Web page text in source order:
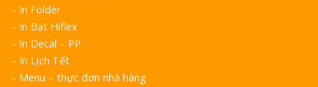
– In Folder
– In Bạt Hiflex
– In Decal – PP
– In Lịch Tết
– Menu – thực đơn nhà hàng